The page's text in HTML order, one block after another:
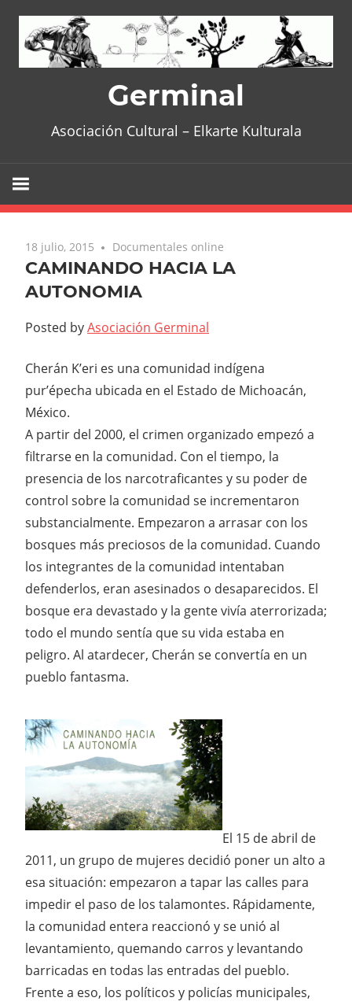
content
Germinal
Asociación Cultural – Elkarte Kulturala
18 julio, 2015 No comments
Documentales online
CAMINANDO HACIA LA
AUTONOMIA
Posted byAsociación Germinal
Cherán K’eri es una comunidad indígena
pur’épecha ubicada en el Estado de Michoacán,
México.
A partir del 2000, el crimen organizado empezó a
filtrarse en la comunidad. Con el tiempo, la
presencia de los narcotraficantes y su poder de
control sobre la comunidad se incrementaron
substancialmente. Empezaron a arrasar con los
bosques más preciosos de la comunidad. Cuando
los integrantes de la comunidad intentaban
defenderlos, eran asesinados o desaparecidos. El
bosque era devastado y la gente vivía aterrorizada;
todo el mundo sentía que su vida estaba en
peligro. Al atardecer, Cherán se convertía en un
pueblo fantasma.
El 15 de abril de
2011, un grupo de mujeres decidió poner un alto a
esa situación: empezaron a tapar las calles para
impedir el paso de los talamontes. Rápidamente,
la comunidad entera reaccionó y se unió al
levantamiento, quemando carros y levantando
barricadas en todas las entradas del pueblo.
Frente a eso, los políticos y policías municipales,